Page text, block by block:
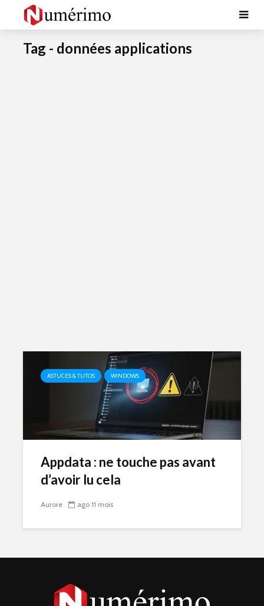
Tag - données applications
ASTUCES & TUTOS WINDOWS
Appdata : ne touche pas avant
d’avoir lu cela
Aurore ago 11 mois